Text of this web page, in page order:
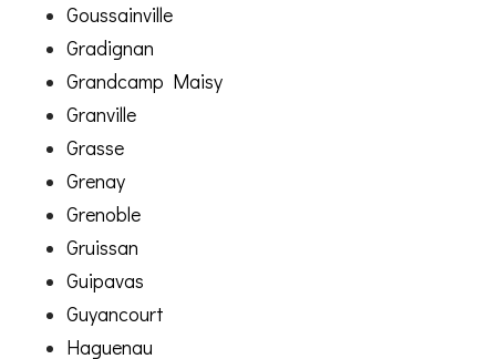
Goussainville
Gradignan
Grandcamp Maisy
Granville
Grasse
Grenay
Grenoble
Gruissan
Guipavas
Guyancourt
Haguenau